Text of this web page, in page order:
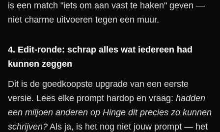
is een match "iets om aan vast te haken" geven —
niet charme uitvoeren tegen een muur.
4. Edit-ronde: schrap alles wat iedereen had
kunnen zeggen
Dit is de goedkoopste upgrade van een eerste
versie. Lees elke prompt hardop en vraag: hadden
een miljoen anderen op Hinge dit precies zo kunnen
schrijven? Als ja, is het nog niet jouw prompt — het